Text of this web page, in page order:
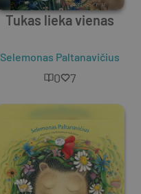
Tukas lieka vienas
Selemonas Paltanavičius
0 7